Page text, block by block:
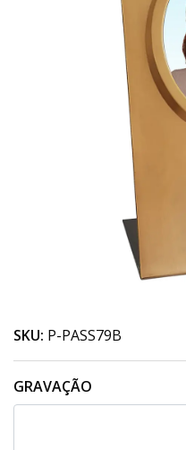
SKU: P-PASS79B
GRAVAÇÃO